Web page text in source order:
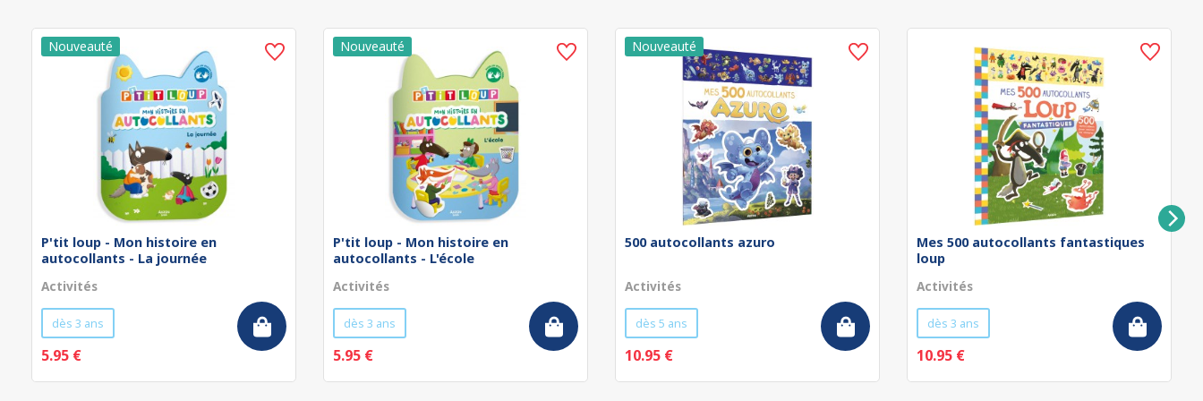
P'tit loup - Mon histoire en
autocollants - La journée
Activités
dès 3 ans
5.95 €
P'tit loup - Mon histoire en
autocollants - L'école
Activités
dès 3 ans
5.95 €
500 autocollants azuro
Activités
dès 5 ans
10.95 €
Mes 500 autocollants fantastiques
loup
Activités
dès 3 ans
10.95 €